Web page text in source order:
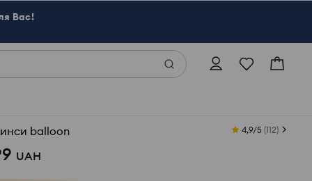
Вас!
balloon 4,9/5 (112)
UAH